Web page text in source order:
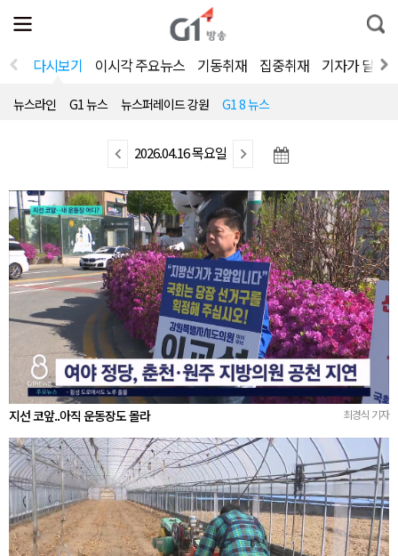
전
체
뉴
열
통
합
색
다시보기 이시각 주요뉴스 기동취재 집중취재 기자가 달려
뉴스라인 G1 뉴스 뉴스퍼레이드 강원 G1 8 뉴스
이
뉴
스
2026.04.16 목요일
음
뉴
스
지선 코앞..아직 운동장도 몰라 최경식 기자